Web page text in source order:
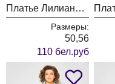
Платье Лилиана 1536 оливка
Размеры:
50,56
110 бел.руб